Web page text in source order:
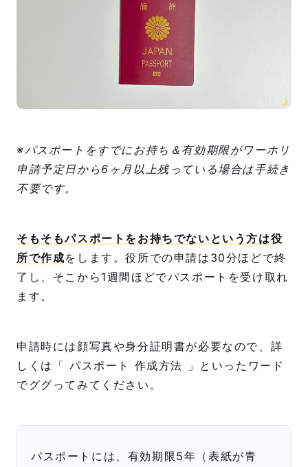
※パスポートをすでにお持ち＆有効期限がワーホリ
申請予定日から6ヶ月以上残っている場合は手続き
不要です。
そもそもパスポートをお持ちでないという方は役
所で作成をします。役所での申請は30分ほどで終
了し、そこから1週間ほどでパスポートを受け取れ
ます。
申請時には顔写真や身分証明書が必要なので、詳
しくは「 パスポート 作成方法 」といったワード
でググってみてください。
パスポートには、有効期限5年（表紙が青